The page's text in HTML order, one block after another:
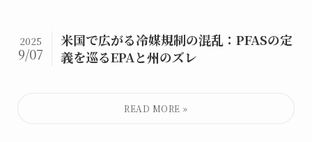
米国で広がる冷媒規制の混乱：PFASの定
義を巡るEPAと州のズレ
2025
9/07